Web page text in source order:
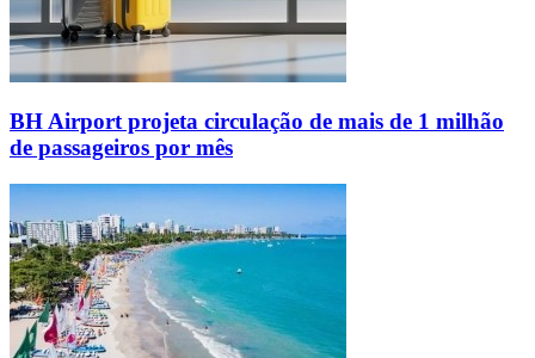
BH Airport projeta circulação de mais de 1 milhão
de passageiros por mês